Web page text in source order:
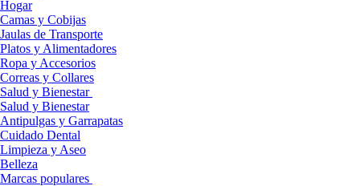
Hogar
Camas y Cobijas
Jaulas de Transporte
Platos y Alimentadores
Ropa y Accesorios
Correas y Collares
Salud y Bienestar
Salud y Bienestar
Antipulgas y Garrapatas
Cuidado Dental
Limpieza y Aseo
Belleza
Marcas populares